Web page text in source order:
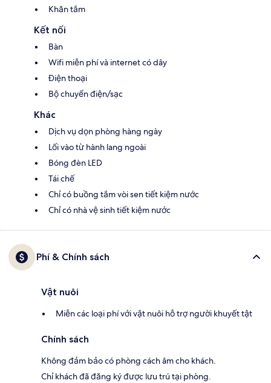
Khăn tắm
Kết nối
Bàn
Wifi miễn phí và internet có dây
Điện thoại
Bộ chuyển điện/sạc
Khác
Dịch vụ dọn phòng hàng ngày
Lối vào từ hành lang ngoài
Bóng đèn LED
Tái chế
Chỉ có buồng tắm vòi sen tiết kiệm nước
Chỉ có nhà vệ sinh tiết kiệm nước
Phí & Chính sách
Vật nuôi
Miễn các loại phí với vật nuôi hỗ trợ người khuyết tật
Chính sách
Không đảm bảo có phòng cách âm cho khách.
Chỉ khách đã đăng ký được lưu trú tại phòng.